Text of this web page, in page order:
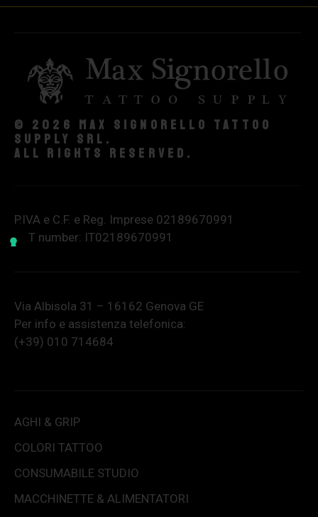
© 2026 Max Signorello Tattoo
supply srl.
All rights reserved.
P.IVA e C.F. e Reg. Imprese 02189670991
VAT number: IT02189670991
Via Albisola 31 – 16162 Genova GE
Per info e assistenza telefonica:
(+39) 010 714684
AGHI & GRIP
COLORI TATTOO
CONSUMABILE STUDIO
MACCHINETTE & ALIMENTATORI